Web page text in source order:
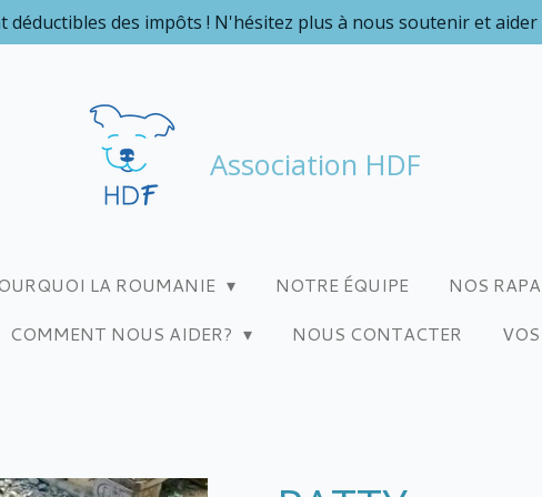
déductibles des impôts ! N'hésitez plus à nous soutenir et
Association HDF
LA ROUMANIE NOTRE ÉQUIPE NOS
COMMENT NOUS AIDER? NOUS CONTACTER